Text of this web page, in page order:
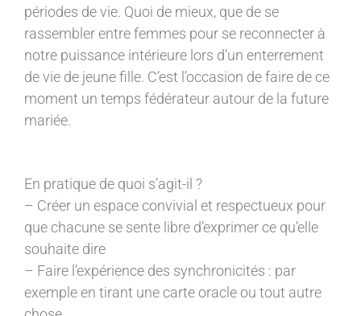
périodes de vie. Quoi de mieux, que de se
rassembler entre femmes pour se reconnecter à
notre puissance intérieure lors d’un enterrement
de vie de jeune fille. C’est l’occasion de faire de ce
moment un temps fédérateur autour de la future
mariée.
En pratique de quoi s’agit-il ?
– Créer un espace convivial et respectueux pour
que chacune se sente libre d’exprimer ce qu’elle
souhaite dire
– Faire l’expérience des synchronicités : par
exemple en tirant une carte oracle ou tout autre